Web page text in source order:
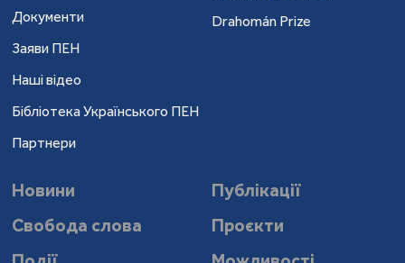
Документи
Заяви ПЕН
Наші відео
Бібліотека Українського ПЕН
Партнери
Drahomán Prize
Новини
Публікації
Свобода слова
Проєкти